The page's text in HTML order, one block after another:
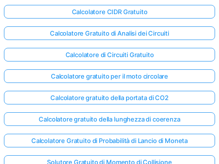
Calcolatore CIDR Gratuito
Calcolatore Gratuito di Analisi dei Circuiti
Calcolatore di Circuiti Gratuito
Calcolatore gratuito per il moto circolare
Calcolatore gratuito della portata di CO2
Calcolatore gratuito della lunghezza di coerenza
Calcolatore Gratuito di Probabilità di Lancio di Moneta
Solutore Gratuito di Momento di Collisione